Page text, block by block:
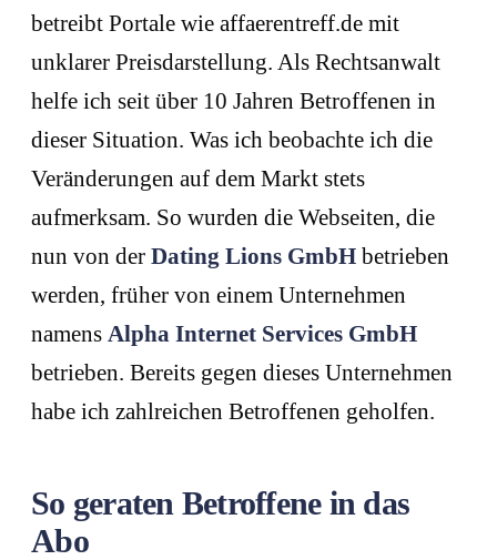
betreibt Portale wie affaerentreff.de mit
unklarer Preisdarstellung. Als Rechtsanwalt
helfe ich seit über 10 Jahren Betroffenen in
dieser Situation. Was ich beobachte ich die
Veränderungen auf dem Markt stets
aufmerksam. So wurden die Webseiten, die
nun von der Dating Lions GmbH betrieben
werden, früher von einem Unternehmen
namens Alpha Internet Services GmbH
betrieben. Bereits gegen dieses Unternehmen
habe ich zahlreichen Betroffenen geholfen.
So geraten Betroffene in das
Abo